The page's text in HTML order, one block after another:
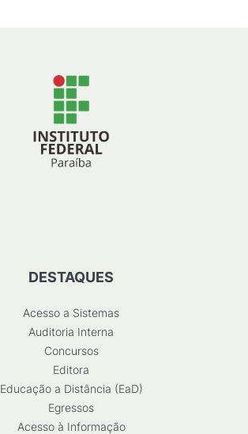
DESTAQUES
Acesso a Sistemas
Auditoria Interna
Concursos
Editora
Educação a Distância (EaD)
Egressos
Acesso à Informação